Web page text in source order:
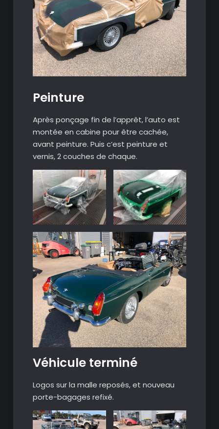
Peinture
Après ponçage fin de l’apprêt, l’auto est
montée en cabine pour être cachée,
avant peinture. Puis c’est peinture et
vernis, 2 couches de chaque.
Véhicule terminé
Logos sur la malle reposés, et nouveau
porte-bagages refixé.